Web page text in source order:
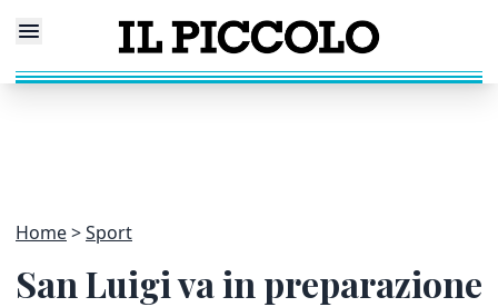
Home Sport
San Luigi va in preparazione